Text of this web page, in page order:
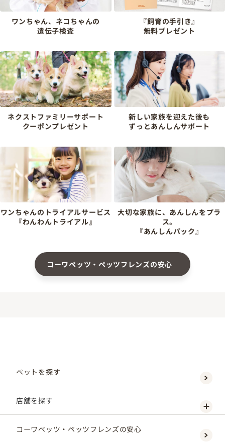
ワンちゃん、ネコちゃんの
遺伝子検査
『飼育の手引き』
無料プレゼント
ネクストファミリーサポート
クーポンプレゼント
新しい家族を迎えた後も
ずっとあんしんサポート
ワンちゃんのトライアルサービス
『わんわんトライアル』
大切な家族に、あんしんをプラ
ス。
『あんしんパック』
コーワペッツ・ペッツフレンズの安心
ペットを探す
店舗を探す
コーワペッツ・ペッツフレンズの安心